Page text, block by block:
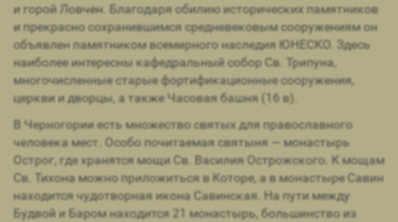
и горой Ловчен. Благодаря обилию исторических памятников
и прекрасно сохранившимся средневековым сооружениям он
объявлен памятником всемирного наследия ЮНЕСКО. Здесь
наиболее интересны кафедральный собор Св. Трипуна,
многочисленные старые фортификационные сооружения,
церкви и дворцы, а также Часовая башня (16 в).
В Черногории есть множество святых для православного
человека мест. Особо почитаемая святыня — монастырь
Острог, где хранятся мощи Св. Василия Острожского. К мощам
Св. Тихона можно приложиться в Которе, а в монастыре Савин
находится чудотворная икона Савинская. На пути между
Будвой и Баром находится 21 монастырь, большинство из